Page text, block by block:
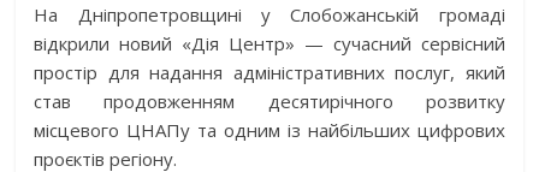
На Дніпропетровщині у Слобожанській громаді
відкрили новий «Дія Центр» — сучасний сервісний
простір для надання адміністративних послуг, який
став продовженням десятирічного розвитку
місцевого ЦНАПу та одним із найбільших цифрових
проєктів регіону.